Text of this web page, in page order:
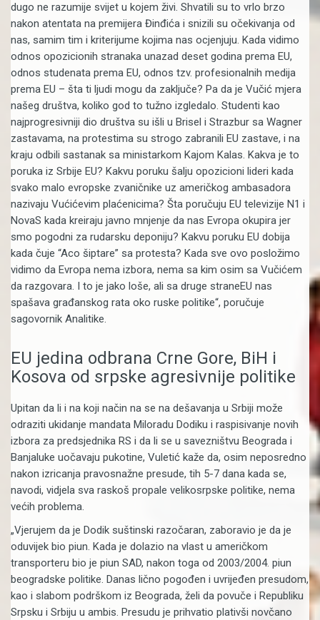
dugo ne razumije svijet u kojem živi. Shvatili su to vrlo brzo
nakon atentata na premijera Đinđića i snizili su očekivanja od
nas, samim tim i kriterijume kojima nas ocjenjuju. Kada vidimo
odnos opozicionih stranaka unazad deset godina prema EU,
odnos studenata prema EU, odnos tzv. profesionalnih medija
prema EU – šta ti ljudi mogu da zaključe? Pa da je Vučić mjera
našeg društva, koliko god to tužno izgledalo. Studenti kao
najprogresivniji dio društva su išli u Brisel i Strazbur sa Wagner
zastavama, na protestima su strogo zabranili EU zastave, i na
kraju odbili sastanak sa ministarkom Kajom Kalas. Kakva je to
poruka iz Srbije EU? Kakvu poruku šalju opozicioni lideri kada
svako malo evropske zvaničnike uz američkog ambasadora
nazivaju Vućićevim plaćenicima? Šta poručuju EU televizije N1 i
NovaS kada kreiraju javno mnjenje da nas Evropa okupira jer
smo pogodni za rudarsku deponiju? Kakvu poruku EU dobija
kada čuje “Aco šiptare” sa protesta? Kada sve ovo posložimo
vidimo da Evropa nema izbora, nema sa kim osim sa Vučićem
da razgovara. I to je jako loše, ali sa druge straneEU nas
spašava građanskog rata oko ruske politike“, poručuje
sagovornik Analitike.
EU jedina odbrana Crne Gore, BiH i
Kosova od srpske agresivnije politike
Upitan da li i na koji način na se na dešavanja u Srbiji može
odraziti ukidanje mandata Miloradu Dodiku i raspisivanje novih
izbora za predsjednika RS i da li se u savezništvu Beograda i
Banjaluke uočavaju pukotine, Vuletić kaže da, osim neposredno
nakon izricanja pravosnažne presude, tih 5-7 dana kada se,
navodi, vidjela sva raskoš propale velikosrpske politike, nema
većih problema.
„Vjerujem da je Dodik suštinski razočaran, zaboravio je da je
oduvijek bio piun. Kada je dolazio na vlast u američkom
transporteru bio je piun SAD, nakon toga od 2003/2004. piun
beogradske politike. Danas lično pogođen i uvrijeđen presudom,
kao i slabom podrškom iz Beograda, želi da povuče i Republiku
Srpsku i Srbiju u ambis. Presudu je prihvatio plativši novčano